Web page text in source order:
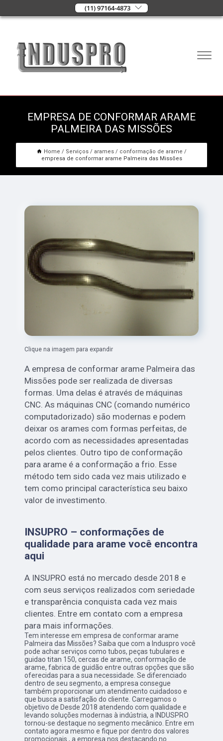
(11) 97164-4873
EMPRESA DE CONFORMAR ARAME
PALMEIRA DAS MISSÕES
Home Serviços arames
conformação de arame
empresa de conformar arame Palmeira das Missões
Clique na imagem para expandir
A empresa de conformar arame Palmeira das
Missões pode ser realizada de diversas
formas. Uma delas é através de máquinas
CNC. As máquinas CNC (comando numérico
computadorizado) são modernas e podem
deixar os arames com formas perfeitas, de
acordo com as necessidades apresentadas
pelos clientes. Outro tipo de conformação
para arame é a conformação a frio. Esse
método tem sido cada vez mais utilizado e
tem como principal característica seu baixo
valor de investimento.
INSUPRO – conformações de
qualidade para arame você encontra
aqui
A INSUPRO está no mercado desde 2018 e
com seus serviços realizados com seriedade
e transparência conquista cada vez mais
clientes. Entre em contato com a empresa
para mais informações.
Tem interesse em empresa de conformar arame
Palmeira das Missões? Saiba que com a Induspro você
pode achar serviços como tubos, peças tubulares e
guidao titan 150, cercas de arame, conformação de
arame, fabrica de guidão entre outras opções que são
oferecidas para a sua necessidade. Se diferenciado
dentro de seu segmento, a empresa consegue
também proporcionar um atendimento cuidadoso e
que busca a satisfação do cliente. Carregamos o
objetivo de Desde 2018 atendendo com qualidade e
levando soluções modernas à indústria, a INDUSPRO
tornou-se destaque no segmento mecânico. Entre em
contato agora mesmo e fique por dentro dos valores
promocionais., a empresa nos destacando no